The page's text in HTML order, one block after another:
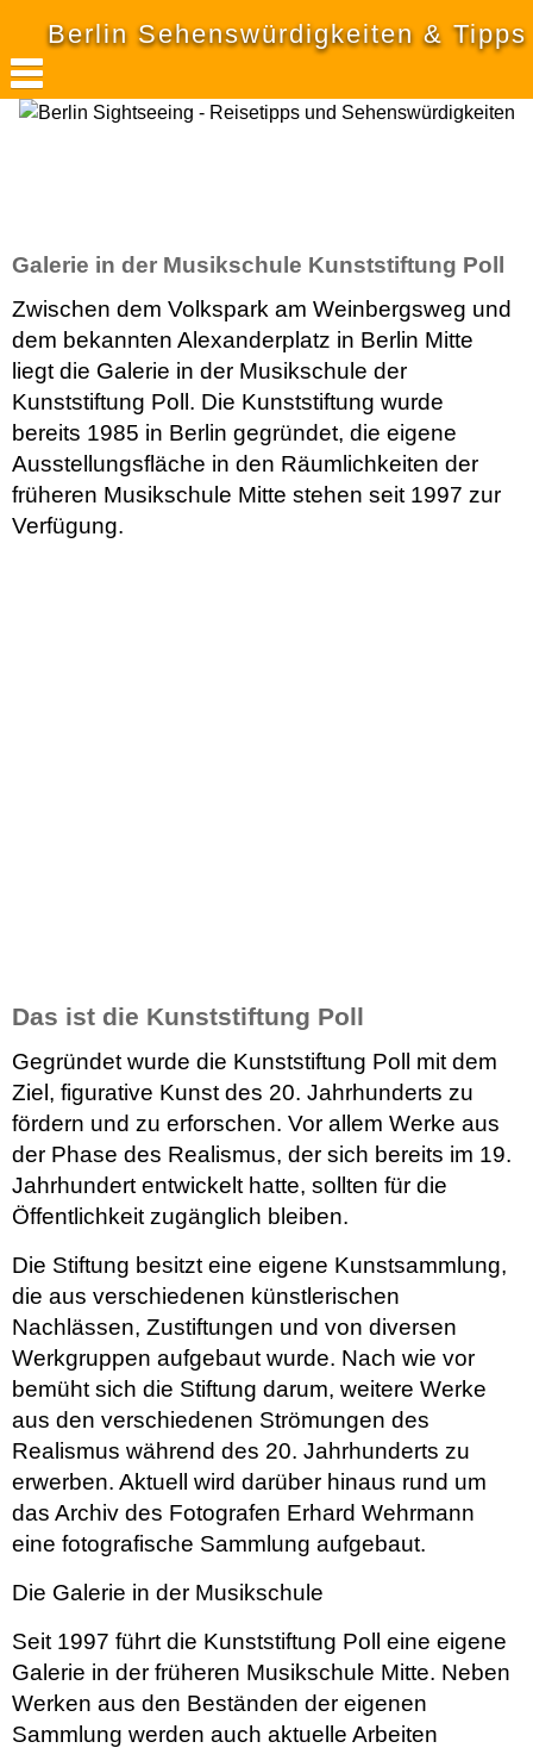
Berlin Sehenswürdigkeiten & Tipps
Galerie in der Musikschule Kunststiftung Poll
Zwischen dem Volkspark am Weinbergsweg und
dem bekannten Alexanderplatz in Berlin Mitte
liegt die Galerie in der Musikschule der
Kunststiftung Poll. Die Kunststiftung wurde
bereits 1985 in Berlin gegründet, die eigene
Ausstellungsfläche in den Räumlichkeiten der
früheren Musikschule Mitte stehen seit 1997 zur
Verfügung.
Das ist die Kunststiftung Poll
Gegründet wurde die Kunststiftung Poll mit dem
Ziel, figurative Kunst des 20. Jahrhunderts zu
fördern und zu erforschen. Vor allem Werke aus
der Phase des Realismus, der sich bereits im 19.
Jahrhundert entwickelt hatte, sollten für die
Öffentlichkeit zugänglich bleiben.
Die Stiftung besitzt eine eigene Kunstsammlung,
die aus verschiedenen künstlerischen
Nachlässen, Zustiftungen und von diversen
Werkgruppen aufgebaut wurde. Nach wie vor
bemüht sich die Stiftung darum, weitere Werke
aus den verschiedenen Strömungen des
Realismus während des 20. Jahrhunderts zu
erwerben. Aktuell wird darüber hinaus rund um
das Archiv des Fotografen Erhard Wehrmann
eine fotografische Sammlung aufgebaut.
Die Galerie in der Musikschule
Seit 1997 führt die Kunststiftung Poll eine eigene
Galerie in der früheren Musikschule Mitte. Neben
Werken aus den Beständen der eigenen
Sammlung werden auch aktuelle Arbeiten